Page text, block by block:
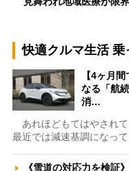
快適クルマ生活
【4ヶ月
なる「航
消…
あれほどもてはやされて
最近では減速基調になっ
《雪道の対応力を検証